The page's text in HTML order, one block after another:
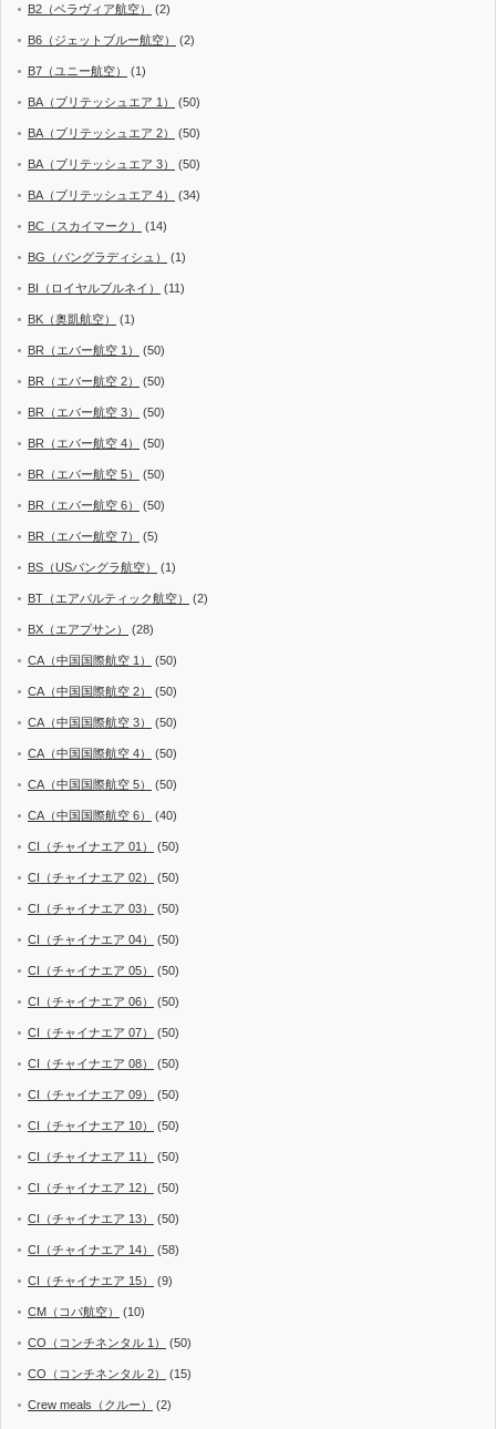
B2（ベラヴィア航空） (2)
B6（ジェットブルー航空） (2)
B7（ユニー航空） (1)
BA（ブリテッシュエア 1） (50)
BA（ブリテッシュエア 2） (50)
BA（ブリテッシュエア 3） (50)
BA（ブリテッシュエア 4） (34)
BC（スカイマーク） (14)
BG（バングラディシュ） (1)
BI（ロイヤルブルネイ） (11)
BK（奥凱航空） (1)
BR（エバー航空 1） (50)
BR（エバー航空 2） (50)
BR（エバー航空 3） (50)
BR（エバー航空 4） (50)
BR（エバー航空 5） (50)
BR（エバー航空 6） (50)
BR（エバー航空 7） (5)
BS（USバングラ航空） (1)
BT（エアバルティック航空） (2)
BX（エアプサン） (28)
CA（中国国際航空 1） (50)
CA（中国国際航空 2） (50)
CA（中国国際航空 3） (50)
CA（中国国際航空 4） (50)
CA（中国国際航空 5） (50)
CA（中国国際航空 6） (40)
CI（チャイナエア 01） (50)
CI（チャイナエア 02） (50)
CI（チャイナエア 03） (50)
CI（チャイナエア 04） (50)
CI（チャイナエア 05） (50)
CI（チャイナエア 06） (50)
CI（チャイナエア 07） (50)
CI（チャイナエア 08） (50)
CI（チャイナエア 09） (50)
CI（チャイナエア 10） (50)
CI（チャイナエア 11） (50)
CI（チャイナエア 12） (50)
CI（チャイナエア 13） (50)
CI（チャイナエア 14） (58)
CI（チャイナエア 15） (9)
CM（コパ航空） (10)
CO（コンチネンタル 1） (50)
CO（コンチネンタル 2） (15)
Crew meals（クルー） (2)